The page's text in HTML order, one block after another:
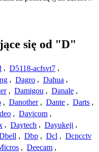
się od "D"
, D5118-acfsvt7 ,
, Dagro , Dahua ,
, Damigou , Danale ,
, Danother , Dante , Darts ,
, Davicom ,
, Daytech , Dayukeji ,
, Dbp , Dcl , Dcpcctv
, Deecam ,